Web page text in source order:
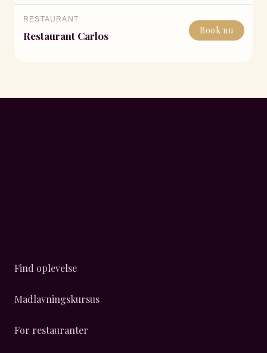
RESTAURANT
Restaurant Carlos Book nu
Find oplevelse
Madlavningskursus
For restauranter